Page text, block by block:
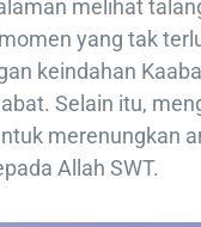
melihat
yang tak
keindahan
Selain itu,
merenungkan
Allah SWT.